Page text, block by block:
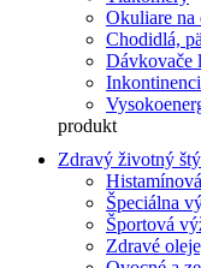
Okuliare na
Chodidlá,
Dávkovače
produkt
Zdravý životný
Špeciálna
Športová
Zdravé